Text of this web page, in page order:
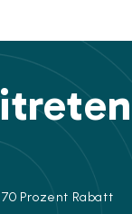
Prozent Rabatt